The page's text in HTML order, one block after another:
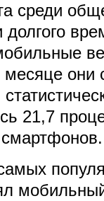
среди
долгого
они
21,7